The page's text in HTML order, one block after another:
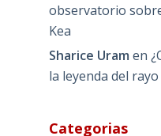
observatorio
Kea
Sharice Uram en
la leyenda del rayo
Categorias